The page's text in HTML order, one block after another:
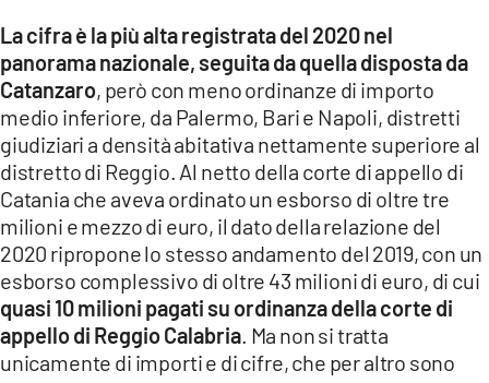
COSENZACHANNEL.IT
ILVIBONESE.IT
CATANZAROCHANNEL.IT
LACAPITALENEWS.IT
App
ANDROID
APPLE
La cifra è la più alta registrata del 2020 nel
panorama nazionale, seguita da quella disposta da
Catanzaro, però con meno ordinanze di importo
medio inferiore, da Palermo, Bari e Napoli, distretti
giudiziari a densità abitativa nettamente superiore al
distretto di Reggio. Al netto della corte di appello di
Catania che aveva ordinato un esborso di oltre tre
milioni e mezzo di euro, il dato della relazione del
2020 ripropone lo stesso andamento del 2019, con un
esborso complessivo di oltre 43 milioni di euro, di cui
quasi 10 milioni pagati su ordinanza della corte di
appello di Reggio Calabria . Ma non si tratta
unicamente di importi e di cifre, che per altro sono